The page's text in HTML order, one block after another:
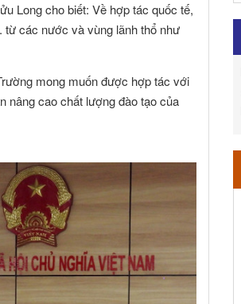
Long cho biết: Về hợp tác quốc tế,
từ các nước và vùng lãnh thổ như
mong muốn được hợp tác với
nâng cao chất lượng đào tạo của
Đặng Thị Như Ý
ty TNHH Thương Mại và Dịch Vụ AB&W